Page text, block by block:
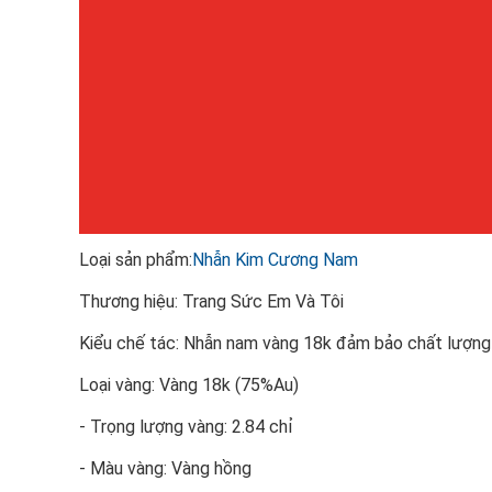
Loại sản phẩm:Nhẫn Kim Cương Nam
Thương hiệu: Trang Sức Em Và Tôi
Kiểu chế tác: Nhẫn nam vàng 18k đảm bảo chất
Loại vàng: Vàng 18k (75%Au)
- Trọng lượng vàng: 2.84 chỉ
- Màu vàng: Vàng hồng